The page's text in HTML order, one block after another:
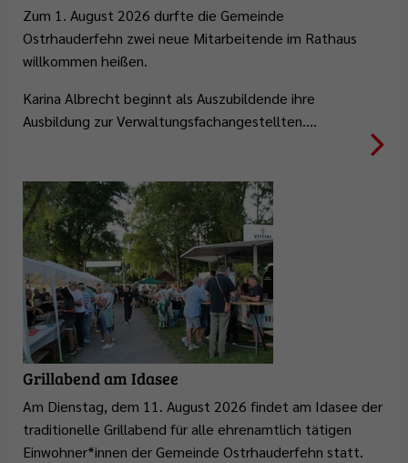
Zum 1. August 2026 durfte die Gemeinde
Ostrhauderfehn zwei neue Mitarbeitende im Rathaus
willkommen heißen.
Karina Albrecht beginnt als Auszubildende ihre
Ausbildung zur Verwaltungsfachangestellten.…
Grillabend am Idasee
Am Dienstag, dem 11. August 2026 findet am Idasee der
traditionelle Grillabend für alle ehrenamtlich tätigen
Einwohner*innen der Gemeinde Ostrhauderfehn statt.